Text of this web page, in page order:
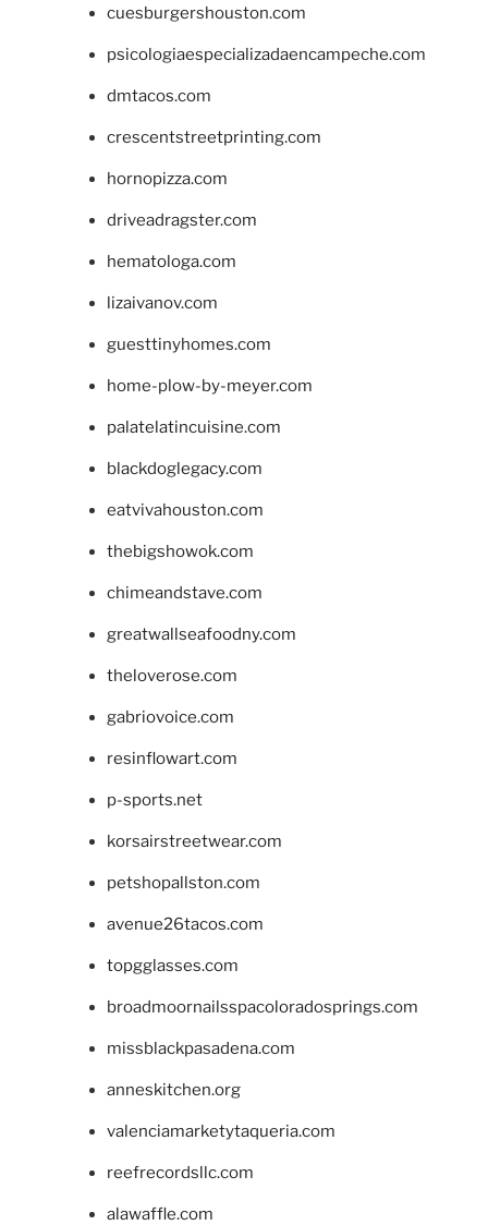
cuesburgershouston.com
psicologiaespecializadaencampeche.com
dmtacos.com
crescentstreetprinting.com
hornopizza.com
driveadragster.com
hematologa.com
lizaivanov.com
guesttinyhomes.com
home-plow-by-meyer.com
palatelatincuisine.com
blackdoglegacy.com
eatvivahouston.com
thebigshowok.com
chimeandstave.com
greatwallseafoodny.com
theloverose.com
gabriovoice.com
resinflowart.com
p-sports.net
korsairstreetwear.com
petshopallston.com
avenue26tacos.com
topgglasses.com
broadmoornailsspacoloradosprings.com
missblackpasadena.com
anneskitchen.org
valenciamarketytaqueria.com
reefrecordsllc.com
alawaffle.com